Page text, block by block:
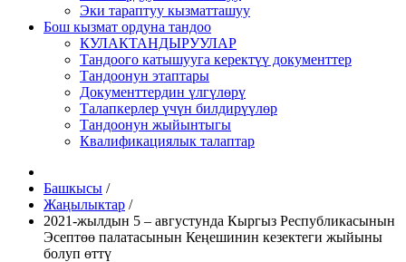
Эки тараптуу кызматташуу
Бош кызмат ордуна тандоо
КУЛАКТАНДЫРУУЛАР
Тандоого катышууга керектүү документтер
Тандоонун этаптары
Документтердин үлгүлөрү
Талапкерлер үчүн билдирүүлөр
Тандоонун жыйынтыгы
Квалификациялык талаптар
Башкысы /
Жаңылыктар /
2021-жылдын 5 – августунда Кыргыз Республикасынын
Эсептөө палатасынын Кеңешинин кезектеги жыйыны
болуп өттү